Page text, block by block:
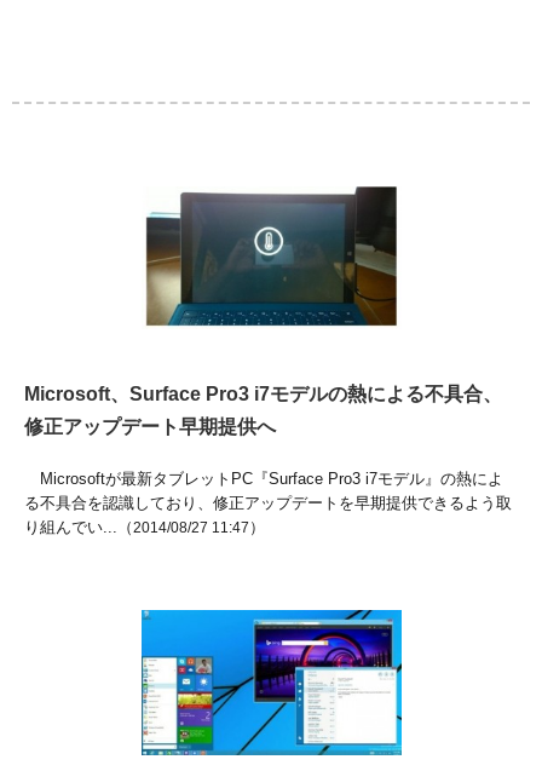
Microsoft、Surface Pro3 i7モデルの熱による不具合、
修正アップデート早期提供へ
Microsoftが最新タブレットPC『Surface Pro3 i7モデル』の熱によ
る不具合を認識しており、修正アップデートを早期提供できるよう取
り組んでい...（2014/08/27 11:47 ）